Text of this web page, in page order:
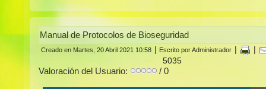
Manual de Protocolos de Bioseguridad
Creado en Martes, 20 Abril 2021 10:58 Escrito por Administrador
5035
Valoración del Usuario: / 0